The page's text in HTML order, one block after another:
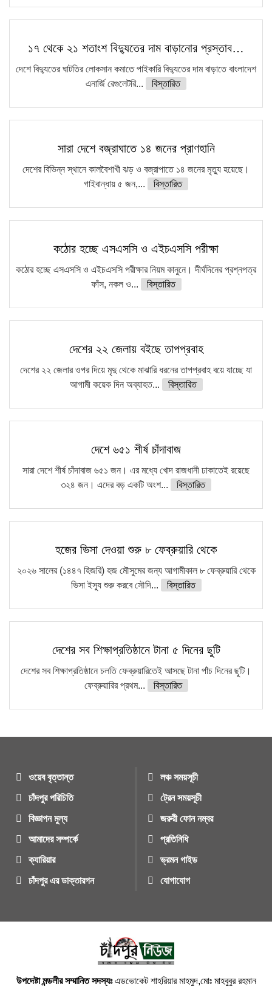
১৭ থেকে ২১ শতাংশ বিদ্যুতের দাম বাড়ানোর প্রস্তাব…
দেশে বিদ্যুতের ঘাটতির লোকসান কমাতে পাইকারি বিদ্যুতের দাম বাড়াতে বাংলাদেশ
এনার্জি রেগুলেটরি...
বিস্তারিত
সারা দেশে বজ্রাঘাতে ১৪ জনের প্রাণহানি
দেশের বিভিন্ন স্থানে কালবৈশাখী ঝড় ও বজ্রাপাতে ১৪ জনের মৃত্যু হয়েছে।
গাইবান্ধায় ৫ জন,...
বিস্তারিত
কঠোর হচ্ছে এসএসসি ও এইচএসসি পরীক্ষা
কঠোর হচ্ছে এসএসসি ও এইচএসসি পরীক্ষার নিয়ম কানুনে। দীর্ঘদিনের প্রশ্নপত্র
ফাঁস, নকল ও...
বিস্তারিত
দেশের ২২ জেলায় বইছে তাপপ্রবাহ
দেশের ২২ জেলার ওপর দিয়ে মৃদু থেকে মাঝারি ধরনের তাপপ্রবাহ বয়ে যাচ্ছে যা
আগামী কয়েক দিন অব্যাহত...
বিস্তারিত
দেশে ৬৫১ শীর্ষ চাঁদাবাজ
সারা দেশে শীর্ষ চাঁদাবাজ ৬৫১ জন। এর মধ্যে খোদ রাজধানী ঢাকাতেই রয়েছে
৩২৪ জন। এদের বড় একটি অংশ...
বিস্তারিত
হজের ভিসা দেওয়া শুরু ৮ ফেব্রুয়ারি থেকে
২০২৬ সালের (১৪৪৭ হিজরি) হজ মৌসুমের জন্য আগামীকাল ৮ ফেব্রুয়ারি থেকে
ভিসা ইস্যু শুরু করবে সৌদি...
বিস্তারিত
দেশের সব শিক্ষাপ্রতিষ্ঠানে টানা ৫ দিনের ছুটি
দেশের সব শিক্ষাপ্রতিষ্ঠানে চলতি ফেব্রুয়ারিতেই আসছে টানা পাঁচ দিনের ছুটি।
ফেব্রুয়ারির প্রথম...
বিস্তারিত
ওয়েব বৃত্তান্ত
চাঁদপুর পরিচিতি
বিজ্ঞাপন মুল্য
আমাদের সম্পর্কে
ক্যারিয়ার
চাঁদপুর এর ডাক্তারগন
লঞ্চ সময়সূচী
ট্রেন সময়সূচী
জরুরী ফোন নম্বর
প্রতিনিধি
ভ্রমন গাইড
যোগাযোগ
উপদেষ্টা মন্ডলীর সম্মানিত সদস্যঃএডভোকেট শাহরিয়ার মাহমুদ,মোঃ মাহবুবুর রহমান